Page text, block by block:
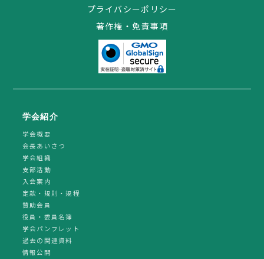
プライバシーポリシー
著作権・免責事項
学会紹介
学会概要
会長あいさつ
学会組織
支部活動
入会案内
定款・規則・規程
賛助会員
役員・委員名簿
学会パンフレット
過去の関連資料
情報公開